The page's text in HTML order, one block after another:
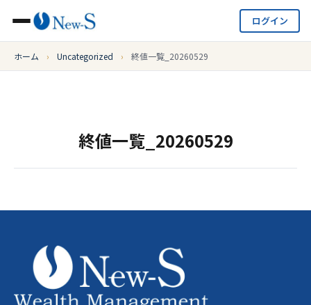
ログイン
ホーム › Uncategorized › 終値一覧_20260529
終値一覧_20260529